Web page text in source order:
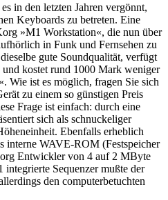
in den letzten Jahren vergönnt,
Keyboards zu betreten. Eine
»M1 Workstation«, die nun über
in Funk und Fernsehen zu
gute Soundqualität, verfügt
und kostet rund 1000 Mark weniger
Wie ist es möglich, fragen Sie sich
zu einem so günstigen Preis
Frage ist einfach: durch eine
sich als schnuckeliger
Ebenfalls erheblich
interne WAVE-ROM (Festspeicher
Entwickler von 4 auf 2 MByte
Sequenzer mußte der
den computerbetuchten